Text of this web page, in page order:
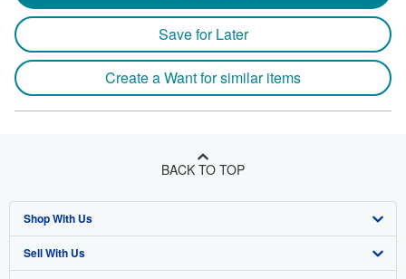
Save for Later
Create a Want for similar items
BACK TO TOP
Shop With Us
Advanced Search
Sell With Us